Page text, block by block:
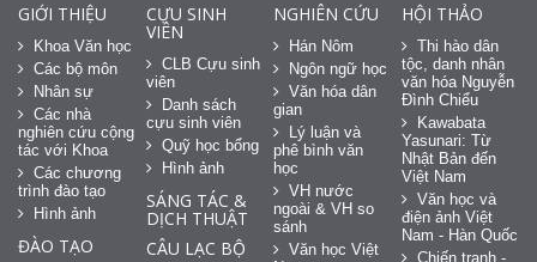
GIỚI THIỆU
Khoa Văn học
Các bộ môn
Nhân sự
Các nhà
nghiên cứu cộng
tác với Khoa
Các chương
trình đào tạo
Hình ảnh
ĐÀO TẠO
CỰU SINH
VIÊN
CLB Cựu sinh
viên
Danh sách
cựu sinh viên
Quỹ học bổng
Hình ảnh
SÁNG TÁC &
DỊCH THUẬT
CÂU LẠC BỘ
NGHIÊN CỨU
Hán Nôm
Ngôn ngữ học
Văn hóa dân
gian
Lý luận và
phê bình văn
học
VH nước
ngoài & VH so
sánh
Văn học Việt
HỘI THẢO
Thi hào dân
tộc, danh nhân
văn hóa Nguyễn
Đình Chiểu
Kawabata
Yasunari: Từ
Nhật Bản đến
Việt Nam
Văn học và
điện ảnh Việt
Nam - Hàn Quốc
Chiến tranh -